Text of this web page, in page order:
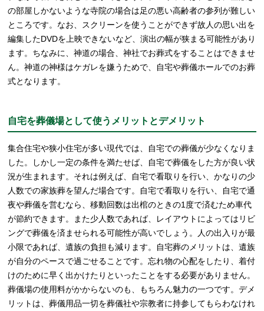
の部屋しかないような寺院の場合は足の悪い高齢者の参列が難しい
ところです。なお、スクリーンを使うことができず故人の思い出を
編集したDVDを上映できないなど、演出の幅が狭まる可能性があり
ます。ちなみに、神道の場合、神社でお葬式をすることはできませ
ん。神道の神様はケガレを嫌うためで、自宅や葬儀ホールでのお葬
式となります。
自宅を葬儀場として使うメリットとデメリット
集合住宅や狭小住宅が多い現代では、自宅での葬儀が少なくなりま
した。しかし一定の条件を満たせば、自宅で葬儀をした方が良い状
況が生まれます。それは例えば、自宅で看取りを行い、かなりの少
人数での家族葬を望んだ場合です。自宅で看取りを行い、自宅で通
夜や葬儀を営むなら、移動回数は出棺のときの1度で済むため車代
が節約できます。また少人数であれば、レイアウトによってはリビ
ングで葬儀を済ませられる可能性が高いでしょう。人の出入りが最
小限であれば、遺族の負担も減ります。自宅葬のメリットは、遺族
が自分のペースで過ごせることです。忘れ物の心配をしたり、着付
けのために早く出かけたりといったことをする必要がありません。
葬儀場の使用料がかからないのも、もちろん魅力の一つです。デメ
リットは、葬儀用品一切を葬儀社や宗教者に持参してもらわなけれ